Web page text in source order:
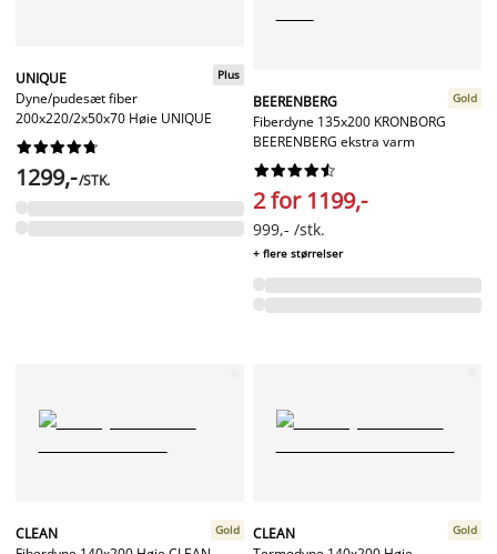
UNIQUE
Dyne/pudesæt fiber
200x220/2x50x70 Høie UNIQUE
Plus






1299,-/STK.
BEERENBERG
Fiberdyne 135x200 KRONBORG
BEERENBERG ekstra varm
Gold






2 for 1199,-
999,- /stk.
+ flere størrelser
CLEAN
Gold
CLEAN
Gold